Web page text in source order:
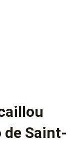
Saint-